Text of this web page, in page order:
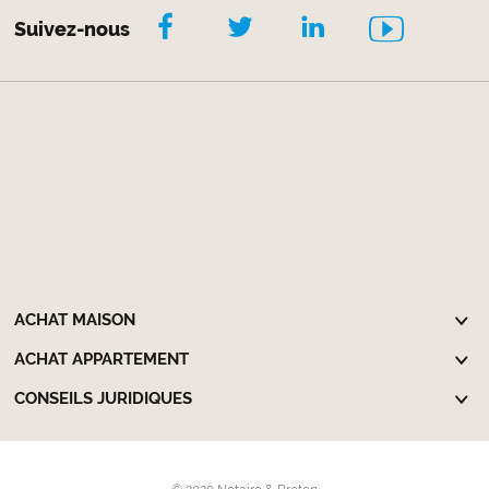
Suivez-nous
ACHAT MAISON
ACHAT APPARTEMENT
CONSEILS JURIDIQUES